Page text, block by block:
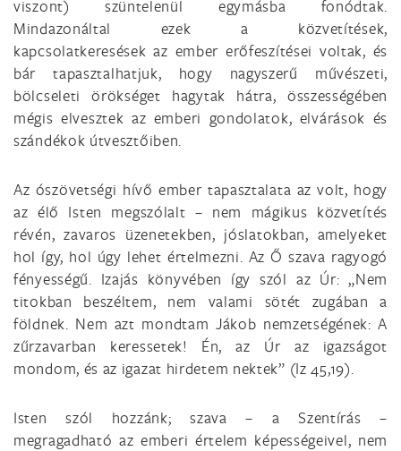
viszont) szüntelenül egymásba fonódtak.
Mindazonáltal ezek a közvetítések,
kapcsolatkeresések az ember erőfeszítései voltak, és
bár tapasztalhatjuk, hogy nagyszerű művészeti,
bölcseleti örökséget hagytak hátra, összességében
mégis elvesztek az emberi gondolatok, elvárások és
szándékok útvesztőiben.
Az ószövetségi hívő ember tapasztalata az volt, hogy
az élő Isten megszólalt – nem mágikus közvetítés
révén, zavaros üzenetekben, jóslatokban, amelyeket
hol így, hol úgy lehet értelmezni. Az Ő szava ragyogó
fényességű. Izajás könyvében így szól az Úr: „Nem
titokban beszéltem, nem valami sötét zugában a
földnek. Nem azt mondtam Jákob nemzetségének: A
zűrzavarban keressetek! Én, az Úr az igazságot
mondom, és az igazat hirdetem nektek” (Iz 45,19).
Isten szól hozzánk; szava – a Szentírás –
megragadható az emberi értelem képességeivel, nem